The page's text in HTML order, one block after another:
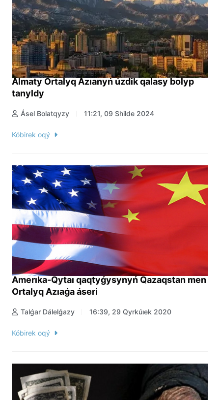
Almaty Ortalyq Azıanyń úzdik qalasy bolyp
tanyldy
Ásel Bolatqyzy 11:21, 09 Shilde 2024
Kóbirek oqý
Amerıka-Qytaı qaqtyǵysynyń Qazaqstan men
Ortalyq Azıaǵa áseri
Talǵar Dálelǵazy 16:39, 29 Qyrkúıek 2020
Kóbirek oqý